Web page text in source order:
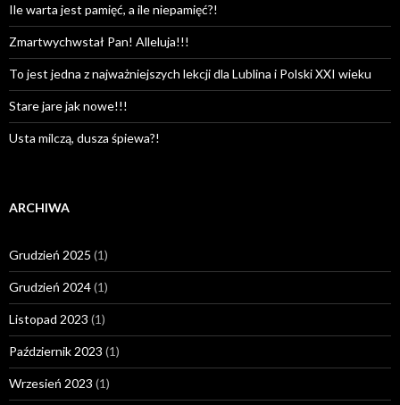
Ile warta jest pamięć, a ile niepamięć?!
Zmartwychwstał Pan! Alleluja!!!
To jest jedna z najważniejszych lekcji dla Lublina i Polski XXI wieku
Stare jare jak nowe!!!
Usta milczą, dusza śpiewa?!
ARCHIWA
Grudzień 2025 (1)
Grudzień 2024(1)
Listopad 2023 (1)
Październik 2023 (1)
Wrzesień 2023 (1)